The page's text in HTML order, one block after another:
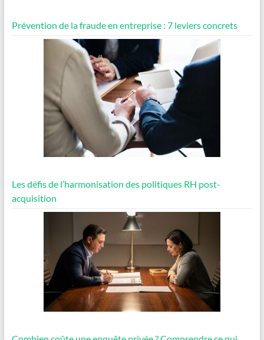
Prévention de la fraude en entreprise : 7 leviers concrets
Les défis de l’harmonisation des politiques RH post-
acquisition